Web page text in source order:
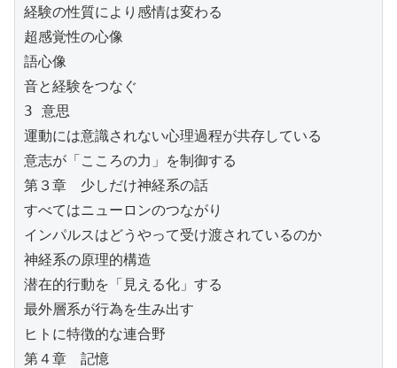
経験の性質により感情は変わる
超感覚性の心像
語心像
音と経験をつなぐ
3 意思
運動には意識されない心理過程が共存している
意志が「こころの力」を制御する
第３章　少しだけ神経系の話
すべてはニューロンのつながり
インパルスはどうやって受け渡されているのか
神経系の原理的構造
潜在的行動を「見える化」する
最外層系が行為を生み出す
ヒトに特徴的な連合野
第４章　記憶